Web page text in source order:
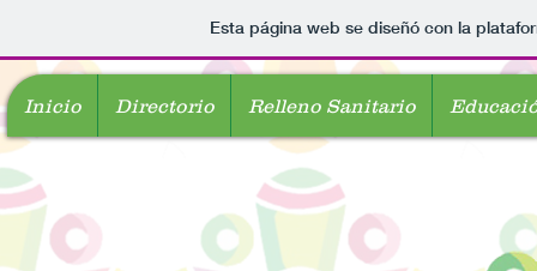
Esta página web se diseñó con la
Inicio Directorio Relleno Sanitario